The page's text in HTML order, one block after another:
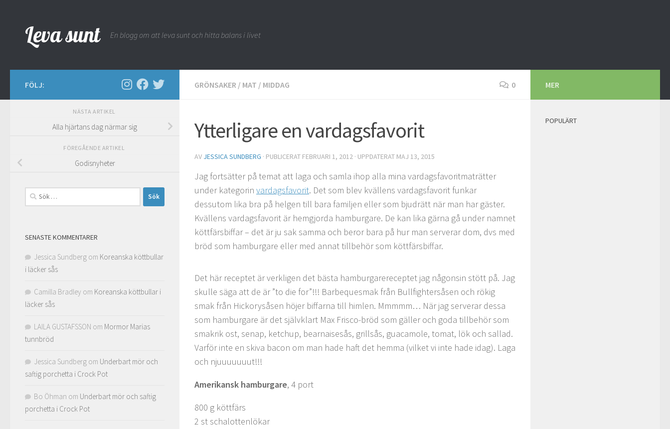
Leva sunt En blogg om att leva sunt och hitta balans i livet
GRÖNSAKER / MAT / MIDDAG 0
Ytterligare en vardagsfavorit
AV JESSICA SUNDBERG · PUBLICERAT FEBRUARI 1, 2012 · UPPDATERAT MAJ 13, 2015
Jag fortsätter på temat att laga och samla ihop alla mina vardagsfavoritmaträtter
under kategorin vardagsfavorit. Det som blev kvällens vardagsfavorit funkar
dessutom lika bra på helgen till bara familjen eller som bjudrätt när man har gäster.
Kvällens vardagsfavorit är hemgjorda hamburgare. De kan lika gärna gå under namnet
köttfärsbiffar – det är ju sak samma och beror bara på hur man serverar dom, dvs med
bröd som hamburgare eller med annat tillbehör som köttfärsbiffar.
Det här receptet är verkligen det bästa hamburgarereceptet jag någonsin stött på. Jag
skulle säga att de är ”to die for”!!! Barbequesmak från Bullfightersåsen och rökig
smak från Hickorysåsen höjer biffarna till himlen. Mmmmm… När jag serverar dessa
som hamburgare är det självklart Max Frisco-bröd som gäller och goda tillbehör som
smakrik ost, senap, ketchup, bearnaisesås, grillsås, guacamole, tomat, lök och sallad.
Varför inte en skiva bacon om man hade haft det hemma (vilket vi inte hade idag). Laga
och njuuuuuuut!!!
Amerikansk hamburgare, 4 port
800 g köttfärs
2 st schalottenlökar
FÖLJ:
NÄSTA ARTIKEL
Alla hjärtans dag närmar sig
FÖREGÅENDE ARTIKEL
Godisnyheter
Sök
efter:
SENASTE KOMMENTARER
Jessica Sundberg om Koreanska köttbullar
i läcker sås
Camilla Bradley om Koreanska köttbullar i
läcker sås
LAILA GUSTAFSSON om Mormor Marias
tunnbröd
Jessica Sundberg om Underbart mör och
saftig porchetta i Crock Pot
Bo Öhman om Underbart mör och saftig
porchetta i Crock Pot
MER
POPULÄRT